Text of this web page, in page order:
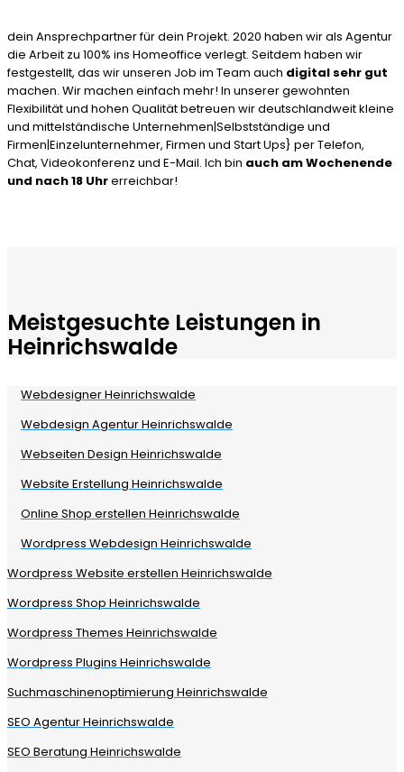
dein Ansprechpartner für dein Projekt. 2020 haben wir als Agentur
die Arbeit zu 100% ins Homeoffice verlegt. Seitdem haben wir
festgestellt, das wir unseren Job im Team auch digital sehr gut
machen. Wir machen einfach mehr! In unserer gewohnten
Flexibilität und hohen Qualität betreuen wir deutschlandweit kleine
und mittelständische Unternehmen|Selbstständige und
Firmen|Einzelunternehmer, Firmen und Start Ups} per Telefon,
Chat, Videokonferenz und E-Mail. Ich bin auch am Wochenende
und nach 18 Uhrerreichbar!
Meistgesuchte Leistungen in
Heinrichswalde
Webdesigner Heinrichswalde
Webdesign Agentur Heinrichswalde
Webseiten Design Heinrichswalde
Website Erstellung Heinrichswalde
Online Shop erstellen Heinrichswalde
Wordpress Webdesign Heinrichswalde
Wordpress Website erstellen Heinrichswalde
Wordpress Shop Heinrichswalde
Wordpress Themes Heinrichswalde
Wordpress Plugins Heinrichswalde
Suchmaschinenoptimierung Heinrichswalde
SEO Agentur Heinrichswalde
SEO Beratung Heinrichswalde